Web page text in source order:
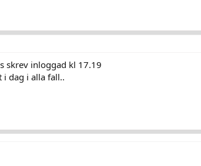
skrev inloggad kl 17.19
i dag i alla fall..